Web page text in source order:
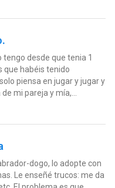
desde que tenia 1
que habéis tenido
piensa en jugar y jugar y
mi pareja y mía,...
dogo, lo adopte con
Le enseñé trucos: me da